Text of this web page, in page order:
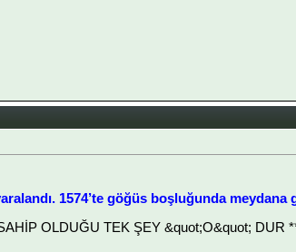
1574’te göğüs boşluğunda
OLDUĞU TEK ŞEY &quot;O&quot; DUR